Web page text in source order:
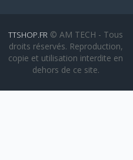
TTSHOP.FR © AM TECH - Tous
droits réservés. Reproduction,
copie et utilisation interdite en
dehors de ce site.